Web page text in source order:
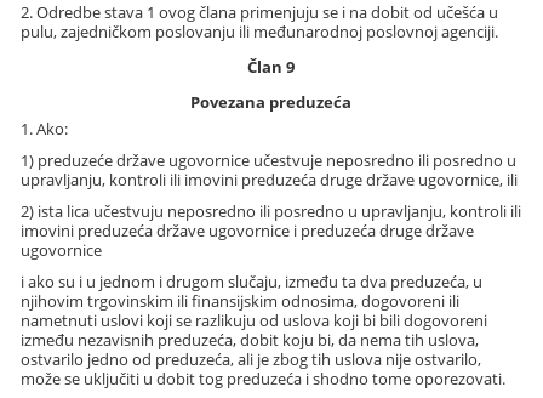
2. Odredbe stava 1 ovog člana primenjuju se i na dobit od učešća u
pulu, zajedničkom poslovanju ili međunarodnoj poslovnoj agenciji.
Član 9
Povezana preduzeća
1. Ako:
1) preduzeće države ugovornice učestvuje neposredno ili posredno u
upravljanju, kontroli ili imovini preduzeća druge države ugovornice, ili
2) ista lica učestvuju neposredno ili posredno u upravljanju, kontroli ili
imovini preduzeća države ugovornice i preduzeća druge države
ugovornice
i ako su i u jednom i drugom slučaju, između ta dva preduzeća, u
njihovim trgovinskim ili finansijskim odnosima, dogovoreni ili
nametnuti uslovi koji se razlikuju od uslova koji bi bili dogovoreni
između nezavisnih preduzeća, dobit koju bi, da nema tih uslova,
ostvarilo jedno od preduzeća, ali je zbog tih uslova nije ostvarilo,
može se uključiti u dobit tog preduzeća i shodno tome oporezovati.